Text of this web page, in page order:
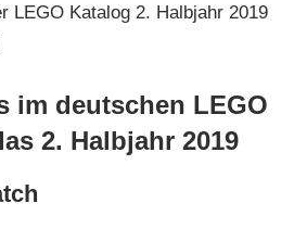
LEGO Katalog 2. Halbjahr 2019
im deutschen LEGO
2. Halbjahr 2019